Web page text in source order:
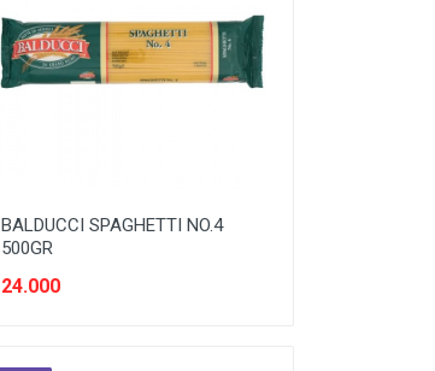
BALDUCCI SPAGHETTI NO.4
500GR
24.000